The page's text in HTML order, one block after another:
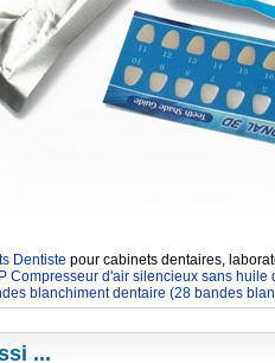
Dentiste pour cabinets dentaires,
Compresseur d'air silencieux sans huile
blanchiment dentaire (28 bandes
...